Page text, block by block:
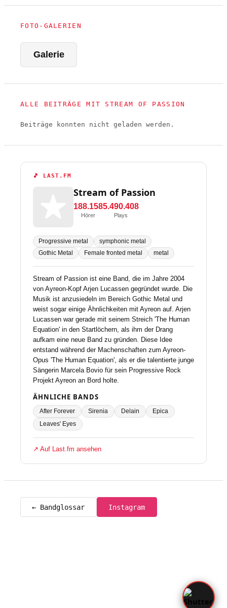
FOTO-GALERIEN
Galerie
ALLE BEITRÄGE MIT STREAM OF PASSION
Beiträge konnten nicht geladen werden.
🎵 LAST.FM
Stream of Passion
188.158
Hörer
5.490.408
Plays
Progressive metal
symphonic metal
Gothic Metal
Female fronted metal metal
Stream of Passion ist eine Band, die im Jahre 2004
von Ayreon-Kopf Arjen Lucassen gegründet wurde. Die
Musik ist anzusiedeln im Bereich Gothic Metal und
weist sogar einige Ähnlichkeiten mit Ayreon auf. Arjen
Lucassen war gerade mit seinem Streich 'The Human
Equation' in den Startlöchern, als ihm der Drang
aufkam eine neue Band zu gründen. Diese Idee
entstand während der Machenschaften zum Ayreon-
Opus 'The Human Equation', als er die talentierte junge
Sängerin Marcela Bovio für sein Progressive Rock
Projekt Ayreon an Bord holte.
ÄHNLICHE BANDS
After Forever Sirenia Delain
Epica
Leaves' Eyes
↗ Auf Last.fm ansehen
← Bandglossar Instagram